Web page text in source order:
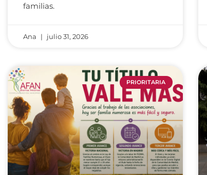
familias.
Ana julio 31, 2026
PRIORITARIA